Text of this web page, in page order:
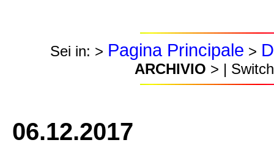
Sei in: > Pagina Principale >
ARCHIVIO > |
06.12.2017